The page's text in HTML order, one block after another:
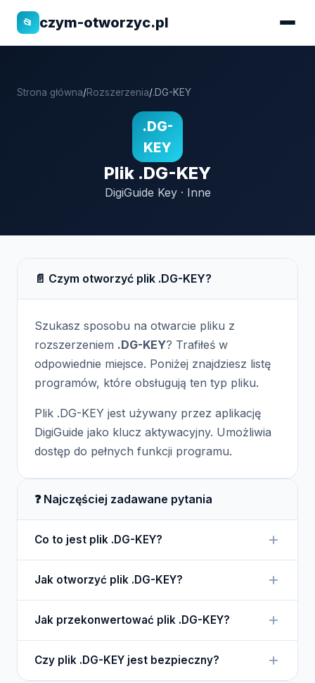
📂 czym-otworzyc.pl
Strona główna/Rozszerzenia/.DG-KEY
.DG-
KEY
Plik .DG-KEY
DigiGuide Key · Inne
📄 Czym otworzyć plik .DG-KEY?
Szukasz sposobu na otwarcie pliku z
rozszerzeniem .DG-KEY? Trafiłeś w
odpowiednie miejsce. Poniżej znajdziesz listę
programów, które obsługują ten typ pliku.
Plik .DG-KEY jest używany przez aplikację
DigiGuide jako klucz aktywacyjny. Umożliwia
dostęp do pełnych funkcji programu.
❓ Najczęściej zadawane pytania
Co to jest plik .DG-KEY?
oprogramowania DigiGuide.
Jak otworzyć plik .DG-KEY?
lecz do użycia w programie DigiGuide.
Jak przekonwertować plik .DG-KEY?
tylko w kontekście oprogramowania DigiGuide.
Czy plik .DG-KEY jest bezpieczny?